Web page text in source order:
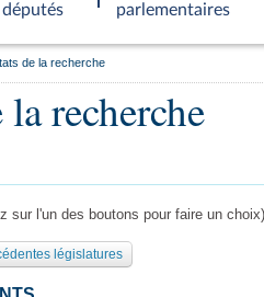
députés
parlementaires
de la recherche
recherche
sur l'un des boutons pour faire un choix)
législatures